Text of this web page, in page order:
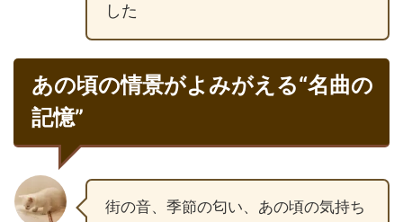
した
あの頃の情景がよみがえる“名曲の
記憶”
街の音、季節の匂い、あの頃の気持ち